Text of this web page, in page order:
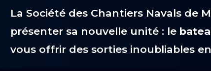
La Société des Chantiers Navals de
présenter sa nouvelle unité : le
vous offrir des sorties inoubliables